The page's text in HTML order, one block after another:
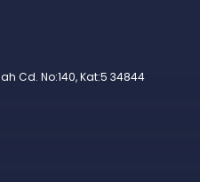
Cd. No:140, Kat:5 34844